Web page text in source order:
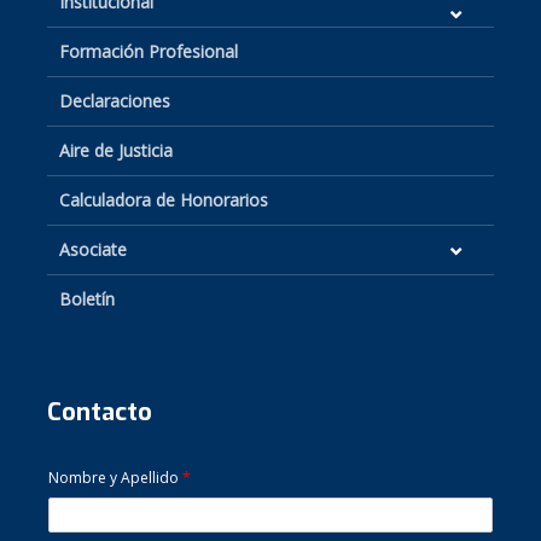
Formación Profesional
Declaraciones
Aire de Justicia
Calculadora de Honorarios
Asociate
Boletín
Contacto
Nombre y Apellido *